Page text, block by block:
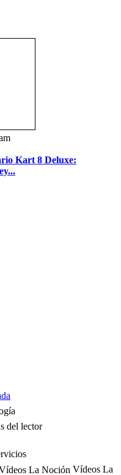
Kart 8 Deluxe:
del lector
Vídeos La